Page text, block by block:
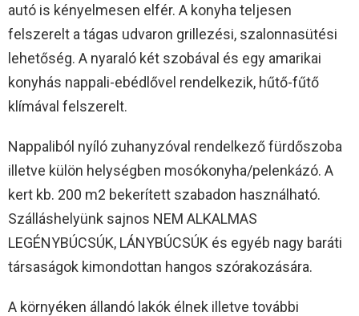
autó is kényelmesen elfér. A konyha teljesen
felszerelt a tágas udvaron grillezési, szalonnasütési
lehetőség. A nyaraló két szobával és egy amarikai
konyhás nappali-ebédlővel rendelkezik, hűtő-fűtő
klímával felszerelt.
Nappaliból nyíló zuhanyzóval rendelkező fürdőszoba
illetve külön helységben mosókonyha/pelenkázó. A
kert kb. 200 m2 bekerített szabadon használható.
Szálláshelyünk sajnos NEM ALKALMAS
LEGÉNYBÚCSÚK, LÁNYBÚCSÚK és egyéb nagy baráti
társaságok kimondottan hangos szórakozására.
A környéken állandó lakók élnek illetve további